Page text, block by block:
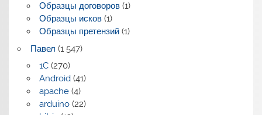
Образцы договоров(1)
Образцы исков(1)
Образцы претензий(1)
Павел (1 547)
1C(270)
Android(41)
apache(4)
arduino(22)